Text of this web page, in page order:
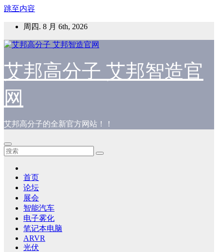
跳至内容
周四. 8 月 6th, 2026
艾邦高分子 艾邦智造官
网
艾邦高分子的全新官方网站！！
首页
论坛
展会
智能汽车
电子雾化
笔记本电脑
ARVR
光伏